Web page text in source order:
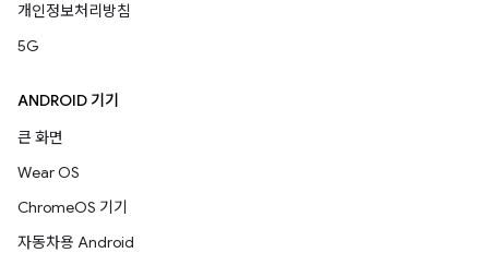
개인정보처리방침
5G
ANDROID 기기
큰 화면
Wear OS
ChromeOS 기기
자동차용 Android